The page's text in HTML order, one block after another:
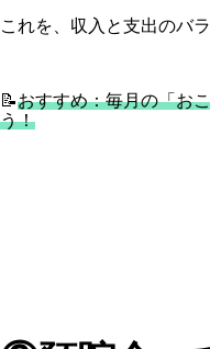
これを、収入と支出のバ
📝おすすめ：毎月の「お
う！